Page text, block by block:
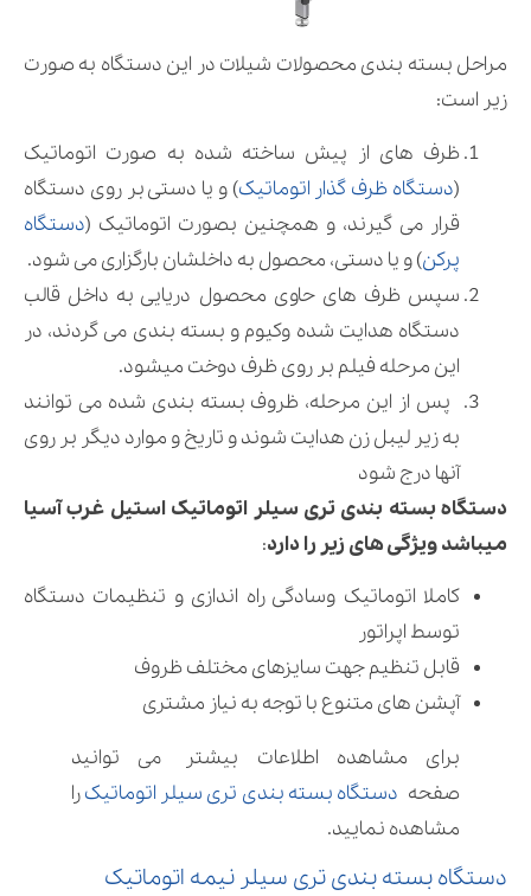
مراحل بسته بندی محصولات شیلات در این دستگاه به صورت
زیر است:
ظرف های از پیش ساخته شده به صورت اتوماتیک
(دستگاه ظرف گذار اتوماتیک) و یا دستی بر روی دستگاه
قرار می گیرند، و همچنین بصورت اتوماتیک (دستگاه
پرکن) و یا دستی، محصول به داخلشان بارگزاری می شود.
سپس ظرف های حاوی محصول دریایی به داخل قالب
دستگاه هدایت شده وکیوم و بسته بندی می گردند، در
این مرحله فیلم بر روی ظرف دوخت میشود.
پس از این مرحله، ظروف بسته بندی شده می توانند
به زیر لیبل زن هدایت شوند و تاریخ و موارد دیگر بر روی
آنها درج شود
دستگاه بسته بندی تری سیلر اتوماتیک استیل غرب آسیا
میباشد ویژگی های زیر را دارد:
کاملا اتوماتیک وسادگی راه اندازی و تنظیمات دستگاه
توسط اپراتور
قابل تنظیم جهت سایزهای مختلف ظروف
آپشن های متنوع با توجه به نیاز مشتری
برای مشاهده اطلاعات بیشتر می توانید
صفحه دستگاه بسته بندی تری سیلر اتوماتیکرا
مشاهده نمایید.
دستگاه بسته بندی تری سیلر نیمه اتوماتیک